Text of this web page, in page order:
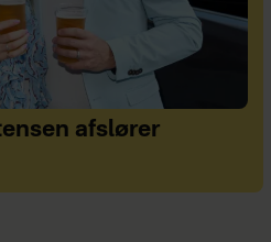
afslører